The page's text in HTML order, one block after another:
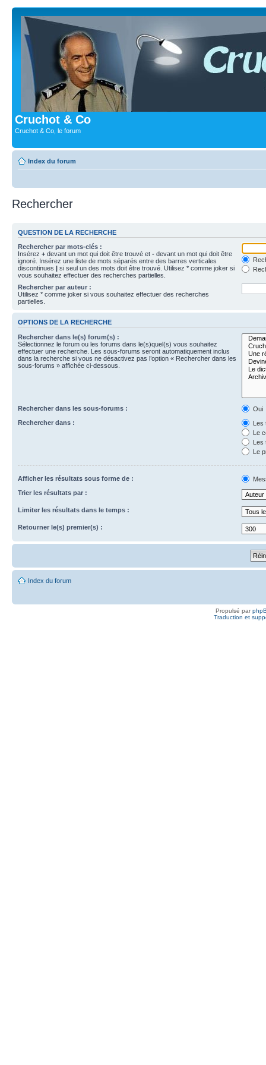
Cruchot & Co
Cruchot & Co, le forum
Index du forum
Rechercher
QUESTION DE LA RECHERCHE
Rechercher par mots-clés :
Insérez + devant un mot qui doit être trouvé et - devant un mot qui doit être
ignoré. Insérez une liste de mots séparés entre des barres verticales
discontinues | si seul un des mots doit être trouvé. Utilisez * comme joker si
vous souhaitez effectuer des recherches partielles.
Rechercher par auteur :
Utilisez * comme joker si vous souhaitez effectuer des recherches
partielles.
OPTIONS DE LA RECHERCHE
Rechercher dans le(s) forum(s) :
Sélectionnez le forum ou les forums dans le(s)quel(s) vous souhaitez
effectuer une recherche. Les sous-forums seront automatiquement inclus
dans la recherche si vous ne désactivez pas l’option « Rechercher dans les
sous-forums » affichée ci-dessous.
Rechercher dans les sous-forums :
Oui
Rechercher dans :
Les
Le
Les
Le
Afficher les résultats sous forme de :
Trier les résultats par :
Limiter les résultats dans le temps :
Retourner le(s) premier(s) :
Index du forum
Propulsé par
Traduction et